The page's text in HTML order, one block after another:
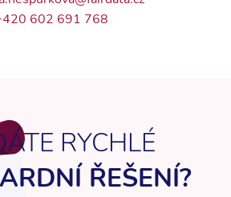
602 691 768
RYCHLÉ
ŘEŠENÍ?